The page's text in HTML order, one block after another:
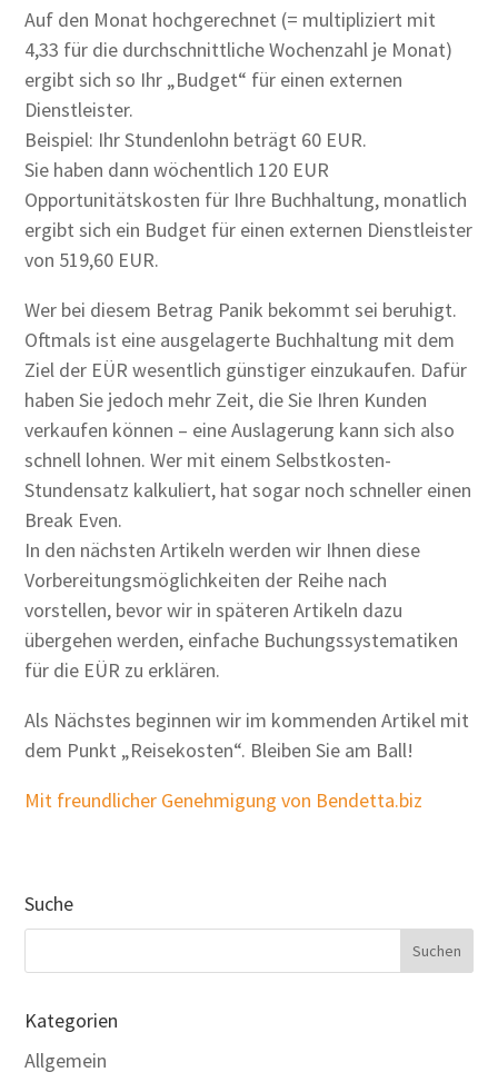
Auf den Monat hochgerechnet (= multipliziert mit
4,33 für die durchschnittliche Wochenzahl je Monat)
ergibt sich so Ihr „Budget“ für einen externen
Dienstleister.
Beispiel: Ihr Stundenlohn beträgt 60 EUR.
Sie haben dann wöchentlich 120 EUR
Opportunitätskosten für Ihre Buchhaltung, monatlich
ergibt sich ein Budget für einen externen Dienstleister
von 519,60 EUR.
Wer bei diesem Betrag Panik bekommt sei beruhigt.
Oftmals ist eine ausgelagerte Buchhaltung mit dem
Ziel der EÜR wesentlich günstiger einzukaufen. Dafür
haben Sie jedoch mehr Zeit, die Sie Ihren Kunden
verkaufen können – eine Auslagerung kann sich also
schnell lohnen. Wer mit einem Selbstkosten-
Stundensatz kalkuliert, hat sogar noch schneller einen
Break Even.
In den nächsten Artikeln werden wir Ihnen diese
Vorbereitungsmöglichkeiten der Reihe nach
vorstellen, bevor wir in späteren Artikeln dazu
übergehen werden, einfache Buchungssystematiken
für die EÜR zu erklären.
Als Nächstes beginnen wir im kommenden Artikel mit
dem Punkt „Reisekosten“. Bleiben Sie am Ball!
Mit freundlicher Genehmigung von Bendetta.biz
Suche
Kategorien
Allgemein